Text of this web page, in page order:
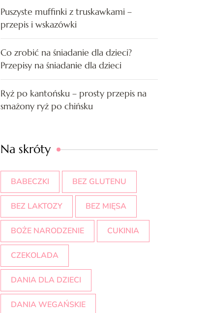
Puszyste muffinki z truskawkami –
przepis i wskazówki
Co zrobić na śniadanie dla dzieci?
Przepisy na śniadanie dla dzieci
Ryż po kantońsku – prosty przepis na
smażony ryż po chińsku
Na skróty
BABECZKI BEZ GLUTENU
BEZ LAKTOZY BEZ MIĘSA
BOŻE NARODZENIE CUKINIA
CZEKOLADA
DANIA DLA DZIECI
DANIA WEGAŃSKIE